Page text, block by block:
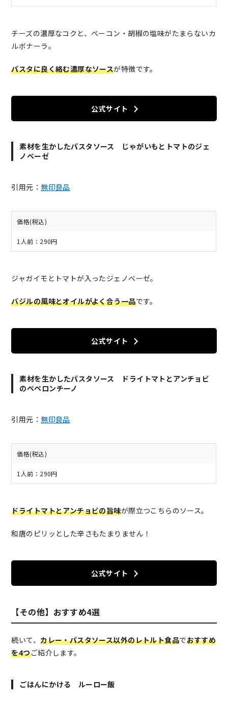
チーズの濃厚なコクと、ベーコン・胡椒の塩味がたまらないカ
ルボナーラ。
パスタに良く絡む濃厚なソースが特徴です。
公式サイト
素材を生かしたパスタソース じゃがいもとトマトのジェ
ノベーゼ
引用元： 無印良品
価格(税込)
1人前：290円
ジャガイモとトマトが入ったジェノベーゼ。
バジルの風味とオイルがよく合う一品です。
公式サイト
素材を生かしたパスタソース ドライトマトとアンチョビ
のペペロンチーノ
引用元： 無印良品
価格(税込)
1人前：290円
ドライトマトとアンチョビの旨味が際立つこちらのソース。
和唐のピリッとした辛さもたまりません！
公式サイト
【その他】おすすめ4選
続いて、カレー・パスタソース以外のレトルト食品でおすすめ
を4つご紹介します。
ごはんにかける ルーロー飯